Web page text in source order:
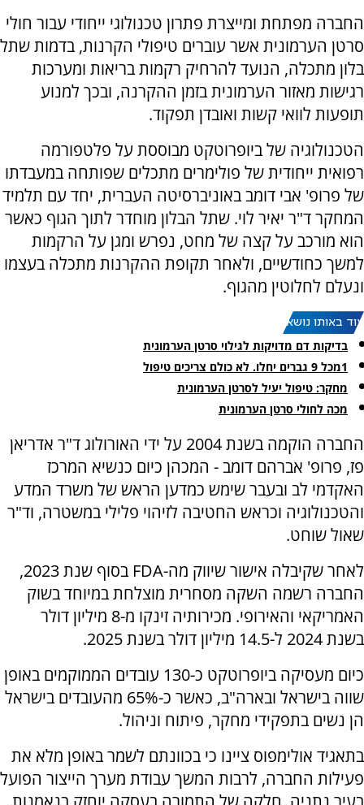
החברה מפתחת ומייצרת פתרון טכנולוגי ייחודי עבור חולי
סרטן הערמונית אשר עוברים טיפולי הקרנות, בדמות שתל
בלון מתכלה, הנועד להרחיק רקמות בריאות ומערכות
רגישות מאזור הערמונית בזמן ההקרנה, ובכך למנוע
תופעות לוואי קשות ואובדן תפקוד.
הטכנולוגיה של ביופרוטקט מבוססת על פלטפורמה
רפואית ייחודית של פולימרים מתכלים שפותחה במעבדתו
של פרופ' אבי דומב באוניברסיטה העברית, יחד עם תלמיד
המחקר ד"ר יאיר לוי. שתל הבלון מוחדר לתוך הגוף כאשר
הוא מורכב על קצה של מחט, נפרש ומגן על הרקמות
למשך כחודשיים, ולאחר תקופת ההקרנות מתכלה בעצמו
ונעלם לחלוטין מהגוף.
עוד באותו נושא:
בדיקות דם מדויקות לגילוי סרטן הערמונית
1מכל 9 גברים יחלו. לא כולם צריכים טיפול
מחקר: טיפול יעיל לסרטן הערמונית
מכה לחולי סרטן הערמונית
החברה הוקמה בשנת 2004 על ידי האורולוג ד"ר אדריאן
פז, פרופ' אברהם דומב - המכהן כיום כנשיא המרכז
האקדמי לב ובעבר שימש כמדען הראש של משרד המדע
והטכנולוגיה וכראש החטיבה לזיהוי פלילי במשטרה, וד"ר
שאול שוחט.
לאחר שקיבלה אישור שיווק מה-FDA בסוף שנת 2023,
החברה רשמה השקה מסחרית מוצלחת במיוחד בשוק
האמריקאי והאירופי. מכירותיה זינקו מ-8 מיליון דולר
בשנת 2024 ל-14.5 מיליון דולר בשנת 2025.
כיום מעסיקה ביופרוטקט כ-130 עובדים הממוקמים באופן
שווה בישראל ובארה"ב, כאשר כ-65% מהעובדים בישראל
הן נשים בתפקידי מחקר, פיתוח וניהול.
בתאגיד אולימפוס ציינו כי בכוונתם לשמר באופן מלא את
פעילות החברה, לרבות המשך עבודת מערך הייצור הפועל